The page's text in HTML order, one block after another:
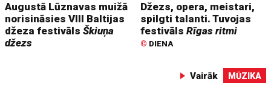
Augustā Lūznavas muižā
norisināsies VIII Baltijas
džeza festivālsŠkiuņa
džezs
Džezs, opera, meistari,
spilgti talanti. Tuvojas
festivālsRīgas ritmi
© DIENA
Vairāk MŪZIKA